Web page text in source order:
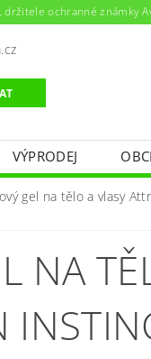
ochranné známky
VÝPRODEJ
gel na tělo a vlasy
NA